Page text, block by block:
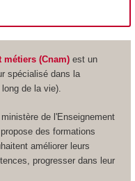
métiers (Cnam)est un
spécialisé dans la
de la vie).
de l'Enseignement
des formations
améliorer leurs
progresser dans leur